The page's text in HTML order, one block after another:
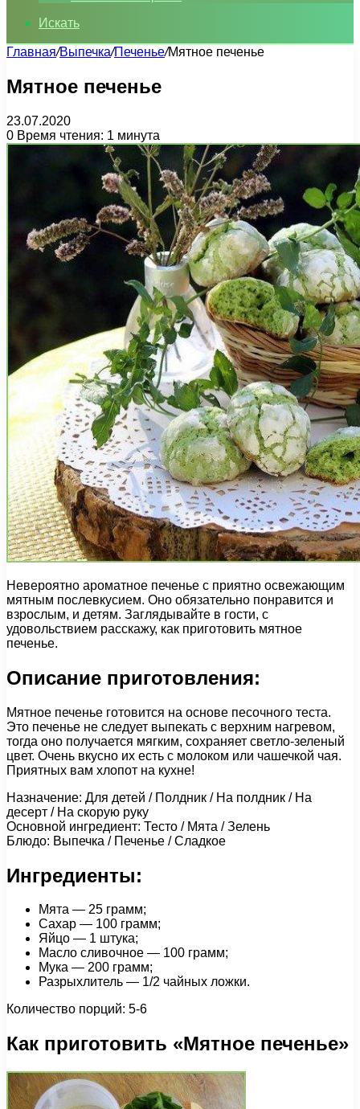
Искать
Главная/Выпечка/Печенье/Мятное печенье
Мятное печенье
23.07.2020
0 Время чтения: 1 минута
Невероятно ароматное печенье с приятно освежающим
мятным послевкусием. Оно обязательно понравится и
взрослым, и детям. Заглядывайте в гости, с
удовольствием расскажу, как приготовить мятное
печенье.
Описание приготовления:
Мятное печенье готовится на основе песочного теста.
Это печенье не следует выпекать с верхним нагревом,
тогда оно получается мягким, сохраняет светло-зеленый
цвет. Очень вкусно их есть с молоком или чашечкой чая.
Приятных вам хлопот на кухне!
Назначение: Для детей / Полдник / На полдник / На
десерт / На скорую руку
Основной ингредиент: Тесто / Мята / Зелень
Блюдо: Выпечка / Печенье / Сладкое
Ингредиенты:
Мята — 25 грамм;
Сахар — 100 грамм;
Яйцо — 1 штука;
Масло сливочное — 100 грамм;
Мука — 200 грамм;
Разрыхлитель — 1/2 чайных ложки.
Количество порций: 5-6
Как приготовить «Мятное печенье»